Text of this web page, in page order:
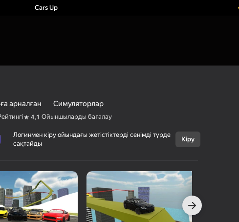
Cars Up
AltTab3000
Ұл балаларға арналған
Симуляторлар
Ойындарының Рейтингі
арналған Симуляторлар
4,1 Ойыншыларды бағалау
Логинмен кіру ойындағы жетістіктерді сенімді түрде
сақтайды
Кіру